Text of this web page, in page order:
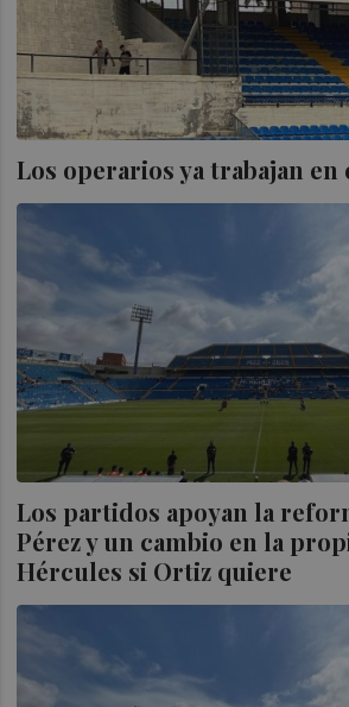
Los operarios ya trabajan en
Los partidos apoyan la
Pérez y un cambio en la
Hércules si Ortiz quiere